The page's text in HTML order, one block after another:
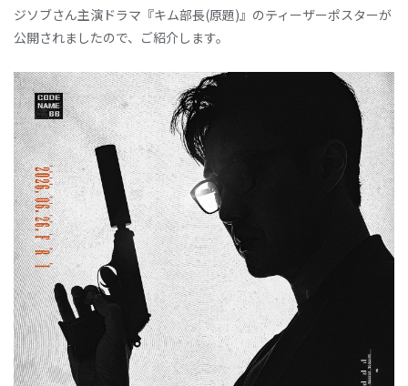
ジソブさん主演ドラマ『キム部長(原題)』のティーザーポスターが
公開されましたので、ご紹介します。